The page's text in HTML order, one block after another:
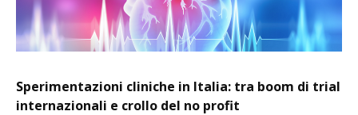
Sperimentazioni cliniche in Italia: tra boom di trial
internazionali e crollo del no profit